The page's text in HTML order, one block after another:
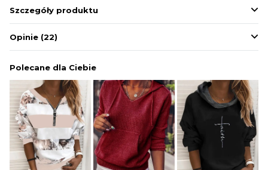
BIELIZNA
Szczegóły produktu
Opinie (22)
Polecane dla Ciebie